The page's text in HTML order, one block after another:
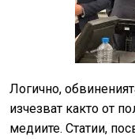
Логично,
изчезват както от
медиите. Статии,